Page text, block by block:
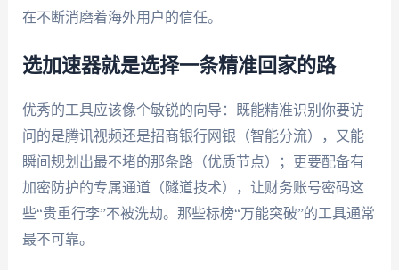
在不断消磨着海外用户的信任。
选加速器就是选择一条精准回家的路
优秀的工具应该像个敏锐的向导：既能精准识别你要访
问的是腾讯视频还是招商银行网银（智能分流），又能
瞬间规划出最不堵的那条路（优质节点）；更要配备有
加密防护的专属通道（隧道技术），让财务账号密码这
些“贵重行李”不被洗劫。那些标榜“万能突破”的工具通常
最不可靠。